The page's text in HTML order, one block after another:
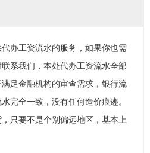
办工资流水的服务，如果你也需
系我们，本处代办工资流水全部
足金融机构的审查需求，银行流
完全一致，没有任何造价痕迹。
只要不是个别偏远地区，基本上